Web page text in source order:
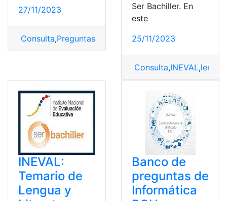
27/11/2023
Consulta,Preguntas frecuentes,Resultados
Ser Bachiller. En
este
25/11/2023
Consulta,INEVAL,lengua
INEVAL:
Temario de
Lengua y
Banco de
preguntas de
Informática